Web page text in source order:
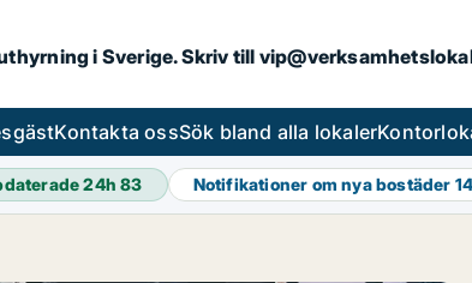
i Sverige. Skriv till
Kontakta ossSök bland alla lokaler
24h83 Notifikationer om nya bostäder